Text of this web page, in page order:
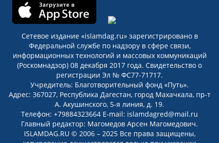
Сетевое издание «islamdag.ru» зарегистрировано в
Федеральной службе по надзору в сфере связи,
информационных технологий и массовых коммуникаций
(Роскомнадзор) 08 декабря 2017 года. Свидетельство о
регистрации Эл № ФС77-71717.
Учредитель: Благотворительный фонд «Путь».
Адрес: 367027, Республика Дагестан, город Махачкала, пр-т
А. Акушинского, 5-я линия, д. 19.
Телефон: +79884323664 E-mail: islamdagred@mail.ru
Главный редактор: Магомедов Арсен Магомедович.
ISLAMDAG.RU © 2006 – 2025 Все права защищены,